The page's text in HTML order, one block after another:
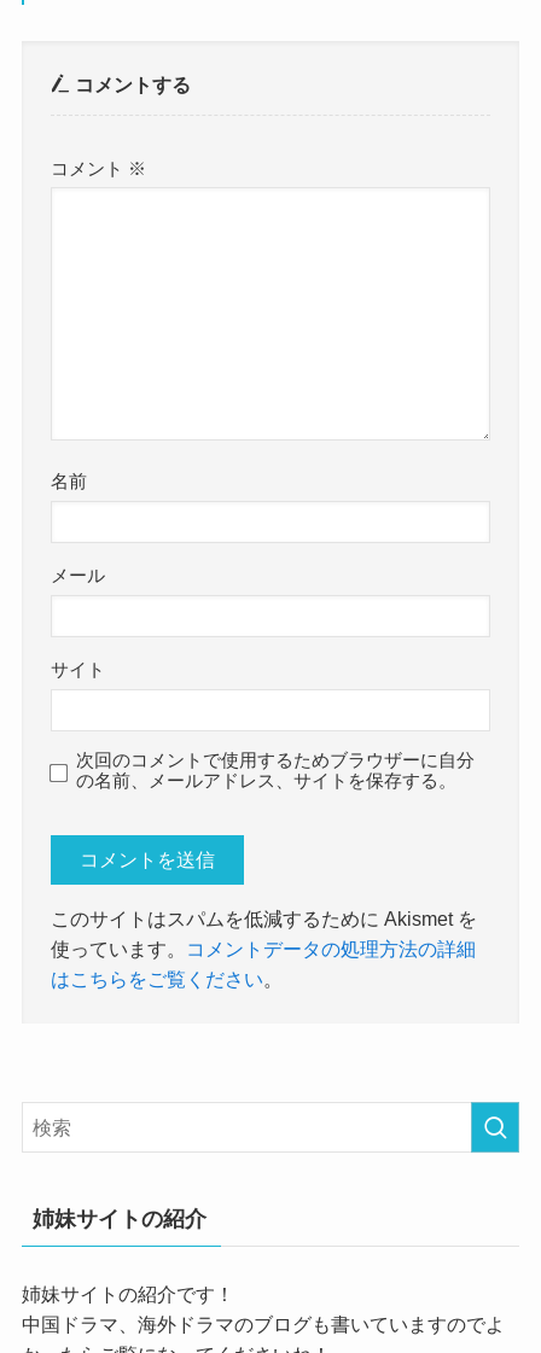
コメントする
コメント ※
名前
メール
サイト
次回のコメントで使用するためブラウザーに自分
の名前、メールアドレス、サイトを保存する。
このサイトはスパムを低減するために Akismet を
使っています。
コメントデータの処理方法の詳細
はこちらをご覧ください。
姉妹サイトの紹介
姉妹サイトの紹介です！
中国ドラマ、海外ドラマのブログも書いていますのでよ